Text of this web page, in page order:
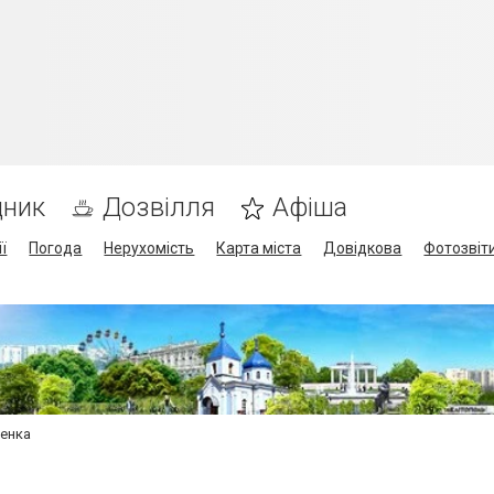
Дозвілля Афіша
Погода Нерухомість Карта міста Довідкова